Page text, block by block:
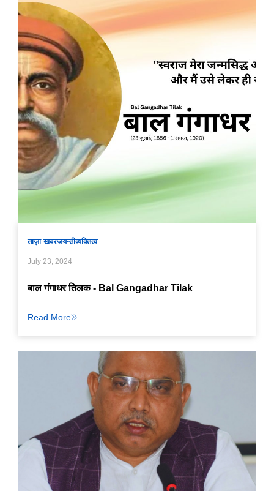
ताज़ा खबरजयन्तीव्यक्तित्व
July 23, 2024
बाल गंगाधर तिलक - Bal Gangadhar Tilak
Read More